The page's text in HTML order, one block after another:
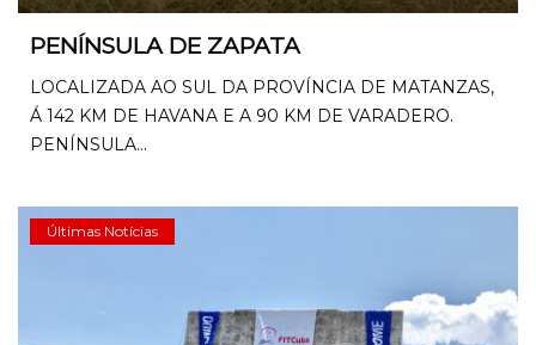
PENÍNSULA DE ZAPATA
LOCALIZADA AO SUL DA PROVÍNCIA DE MATANZAS,
Á 142 KM DE HAVANA E A 90 KM DE VARADERO.
PENÍNSULA...
Últimas Notícias